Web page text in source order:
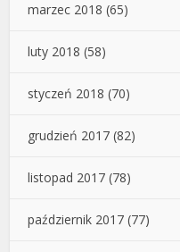
marzec 2018 (65)
luty 2018 (58)
styczeń 2018 (70)
grudzień 2017 (82)
listopad 2017 (78)
październik 2017 (77)